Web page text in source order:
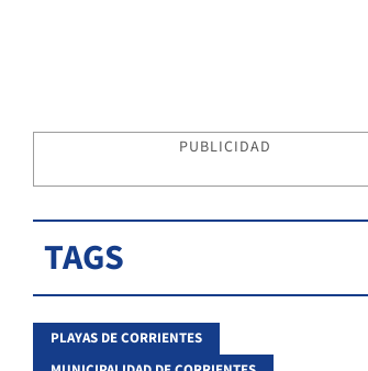
PUBLICIDAD
TAGS
PLAYAS DE CORRIENTES